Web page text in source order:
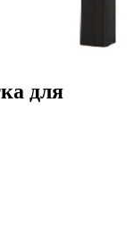
для